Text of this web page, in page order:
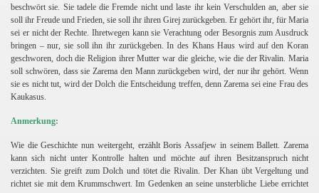
beschwört sie. Sie tadele die Fremde nicht und laste ihr kein Verschulden an, aber sie
soll ihr Freude und Frieden, sie soll ihr ihren Girej zurückgeben. Er gehört ihr, für Maria
sei er nicht der Rechte. Ihretwegen kann sie Verachtung oder Besorgnis zum Ausdruck
bringen – nur, sie soll ihn ihr zurückgeben. In des Khans Haus wird auf den Koran
geschworen, doch die Religion ihrer Mutter war die gleiche, wie die der Rivalin. Maria
soll schwören, dass sie Zarema den Mann zurückgeben wird, der nur ihr gehört. Wenn
sie es nicht tut, wird der Dolch die Entscheidung treffen, denn Zarema sei eine Frau des
Kaukasus.
Anmerkung:
Wie die Geschichte nun weitergeht, erzählt Boris Assafjew in seinem Ballett. Zarema
kann sich nicht unter Kontrolle halten und möchte auf ihren Besitzanspruch nicht
verzichten. Sie greift zum Dolch und tötet die Rivalin. Der Khan übt Vergeltung und
richtet sie mit dem Krummschwert. Im Gedenken an seine unsterbliche Liebe errichtet